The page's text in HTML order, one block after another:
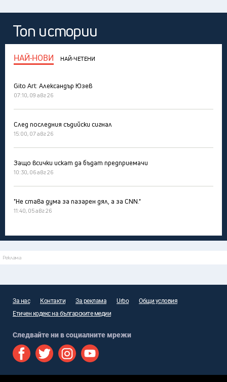
Топ истории
НАЙ-НОВИ НАЙ-ЧЕТЕНИ
Gito Art: Александър Юзев
07:10, 09 авг 26
След последния съдийски сигнал
15:00, 07 авг 26
Защо всички искат да бъдат предприемачи
10:30, 06 авг 26
"Не става дума за пазарен дял, а за CNN."
11:40, 05 авг 26
Реклама
За нас Контакти За реклама Urbo
Общи условия
Етичен кодекс на българските медии
Следвайте ни в социалните мрежи